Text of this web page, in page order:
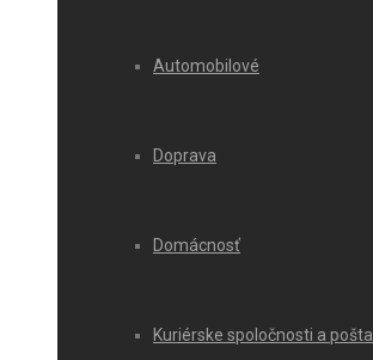
Automobilové
Doprava
Domácnosť
Kuriérske spoločnosti a pošta